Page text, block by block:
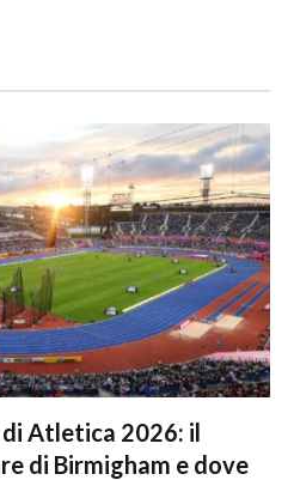
Atletica 2026: il
di Birmigham e dove